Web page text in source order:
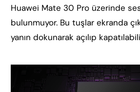
Huawei Mate 30 Pro üzerinde
bulunmuyor. Bu tuşlar ekranda
yanın dokunarak açılıp